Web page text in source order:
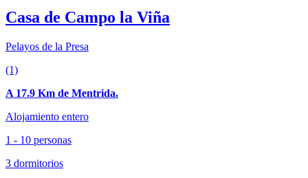
Casa de Campo la Viña
Pelayos de la Presa
(1)
A 17.9 Km de Mentrida.
Alojamiento entero
1 - 10 personas
3 dormitorios